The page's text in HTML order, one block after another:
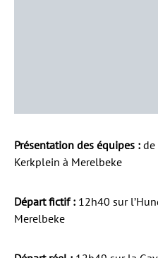
Présentation des équipes : de
Kerkplein à Merelbeke
Départ fictif : 12h40 sur
Merelbeke